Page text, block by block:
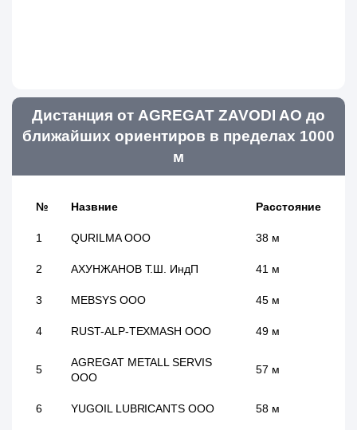
Дистанция от AGREGAT ZAVODI АО до
ближайших ориентиров в пределах 1000
м
№ Назвние Расстояние
1 QURILMA ООО 38 м
2 АХУНЖАНОВ Т.Ш. ИндП 41 м
3 MEBSYS ООО 45 м
4 RUST-ALP-TEXMASH ООО 49 м
5
AGREGAT METALL SERVIS
ООО
57 м
6 YUGOIL LUBRICANTS ООО 58 м